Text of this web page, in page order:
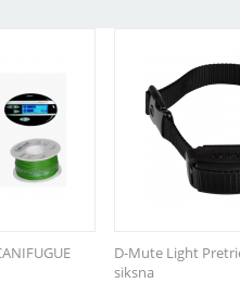
D-Mute Light
siksna